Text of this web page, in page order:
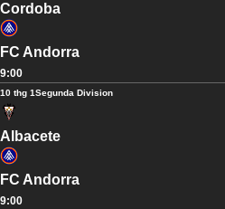
Cordoba
FC Andorra
9:00
10 thg 1Segunda Division
Albacete
FC Andorra
9:00